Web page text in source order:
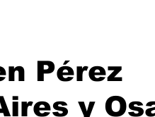
Pérez
y